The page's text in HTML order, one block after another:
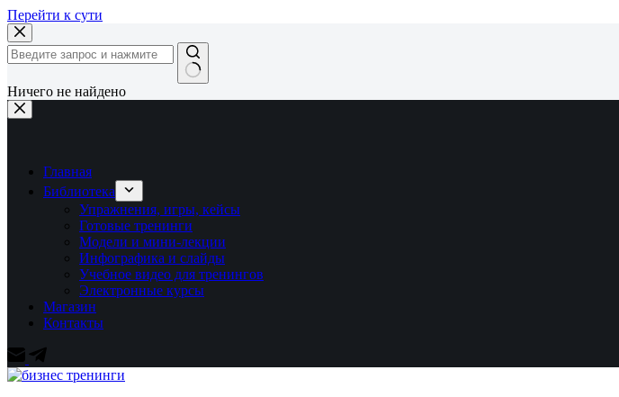
Перейти к сути
Ничего не найдено
Главная
Библиотека
Упражнения, игры, кейсы
Готовые тренинги
Модели и мини-лекции
Инфографика и слайды
Учебное видео для тренингов
Электронные курсы
Магазин
Контакты